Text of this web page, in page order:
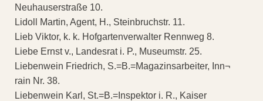
Neuhauserstraße 10.
Lidoll Martin, Agent, H., Steinbruchstr. 11.
Lieb Viktor, k. k. Hofgartenverwalter Rennweg 8.
Liebe Ernst v., Landesrat i. P., Museumstr. 25.
Liebenwein Friedrich, S.=B.=Magazinsarbeiter, Inn¬
rain Nr. 38.
Liebenwein Karl, St.=B.=Inspektor i. R., Kaiser